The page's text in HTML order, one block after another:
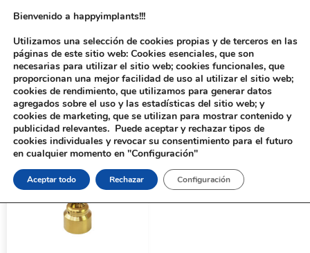
Inicio/ Productos etiquetados “8109S”
Bienvenido a happyimplants!!!
Utilizamos una selección de cookies propias y de terceros en las
páginas de este sitio web: Cookies esenciales, que son
necesarias para utilizar el sitio web; cookies funcionales, que
proporcionan una mejor facilidad de uso al utilizar el sitio web;
cookies de rendimiento, que utilizamos para generar datos
agregados sobre el uso y las estadísticas del sitio web; y
cookies de marketing, que se utilizan para mostrar contenido y
publicidad relevantes. Puede aceptar y rechazar tipos de
cookies individuales y revocar su consentimiento para el futuro
en cualquier momento en "Configuración"
Aceptar todo Rechazar Configuración